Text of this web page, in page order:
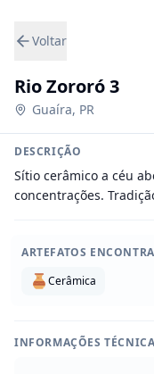
Voltar
Rio Zororó 3
Guaíra, PR
DESCRIÇÃO
Sítio cerâmico a céu
concentrações.
ARTEFATOS
Cerâmica
INFORMAÇÕES